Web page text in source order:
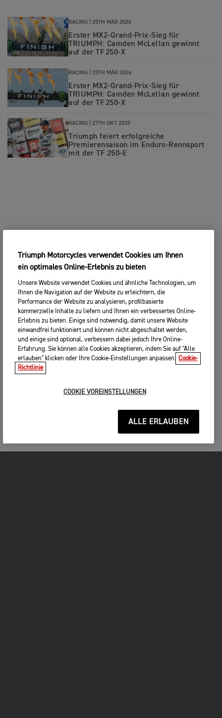
RACING | 25TH MÄR 2026
Erster MX2-Grand-Prix‑Sieg für
TRIUMPH: Camden McLellan gewinnt
auf der TF 250-X
RACING | 25TH MÄR 2026
Erster MX2-Grand-Prix‑Sieg für
TRIUMPH: Camden McLellan gewinnt
auf der TF 250-X
RACING | 27TH OKT 2025
Triumph feiert erfolgreiche
Premierensaison im Enduro-Rennsport
mit der TF 250-E
Triumph Motorcycles verwendet Cookies um Ihnen
ein optimales Online-Erlebnis zu bieten
Unsere Website verwendet Cookies und ähnliche Technologien, um
Ihnen die Navigation auf der Website zu erleichtern, die
Performance der Website zu analysieren, profilbasierte
kommerzielle Inhalte zu liefern und Ihnen ein verbessertes Online-
Erlebnis zu bieten. Einige sind notwendig, damit unsere Website
einwandfrei funktioniert und können nicht abgeschaltet werden,
und einige sind optional, verbessern dabei jedoch Ihre Online-
Erfahrung. Sie können alle Cookies akzeptieren, indem Sie auf "Alle
erlauben" klicken oder Ihre Cookie-Einstellungen anpassen. Cookie-
Richtlinie
COOKIE VOREINSTELLUNGEN
ALLE ERLAUBEN